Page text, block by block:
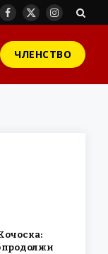
Facebook
X
Instagram
ЧЛЕНСТВО
продолжи